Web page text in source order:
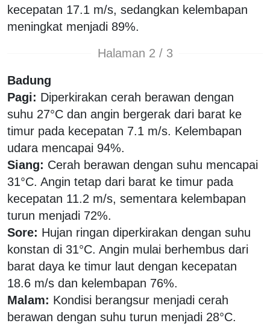
kecepatan 17.1 m/s, sedangkan kelembapan
meningkat menjadi 89%.
Halaman 2 / 3
Badung
Pagi: Diperkirakan cerah berawan dengan
suhu 27°C dan angin bergerak dari barat ke
timur pada kecepatan 7.1 m/s. Kelembapan
udara mencapai 94%.
Siang: Cerah berawan dengan suhu mencapai
31°C. Angin tetap dari barat ke timur pada
kecepatan 11.2 m/s, sementara kelembapan
turun menjadi 72%.
Sore: Hujan ringan diperkirakan dengan suhu
konstan di 31°C. Angin mulai berhembus dari
barat daya ke timur laut dengan kecepatan
18.6 m/s dan kelembapan 76%.
Malam: Kondisi berangsur menjadi cerah
berawan dengan suhu turun menjadi 28°C.